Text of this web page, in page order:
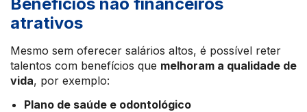
atrativos
Mesmo sem oferecer salários altos, é possível reter
talentos com benefícios que melhoram a qualidade de
vida, por exemplo:
Plano de saúde e odontológico